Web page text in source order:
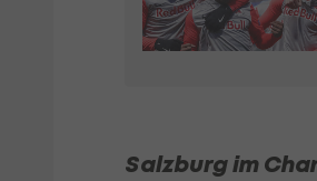
Salzburg im